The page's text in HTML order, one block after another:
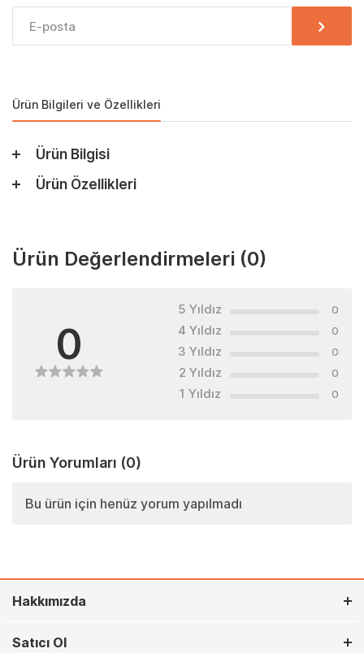
Ürün Bilgileri ve Özellikleri
Ürün Bilgisi
Ürün Özellikleri
Ürün Değerlendirmeleri (0)
0
5 Yıldız 0
4 Yıldız 0
3 Yıldız 0
2 Yıldız 0
1 Yıldız 0
Ürün Yorumları (0)
Bu ürün için henüz yorum yapılmadı
Hakkımızda
Satıcı Ol